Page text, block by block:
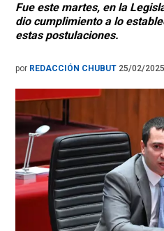
Fue este martes, en la
dio cumplimiento a lo
estas postulaciones.
por REDACCIÓN CHUBUT 25/02/